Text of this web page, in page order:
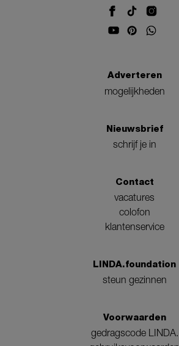
Adverteren
mogelijkheden
Nieuwsbrief
schrijf je in
Contact
vacatures
colofon
klantenservice
LINDA.foundation
steun gezinnen
Voorwaarden
gedragscode LINDA.